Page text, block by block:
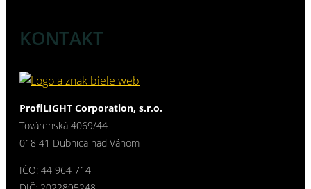
KONTAKT
ProfiLIGHT Corporation, s.r.o.
Továrenská 4069/44
018 41 Dubnica nad Váhom
IČO: 44 964 714